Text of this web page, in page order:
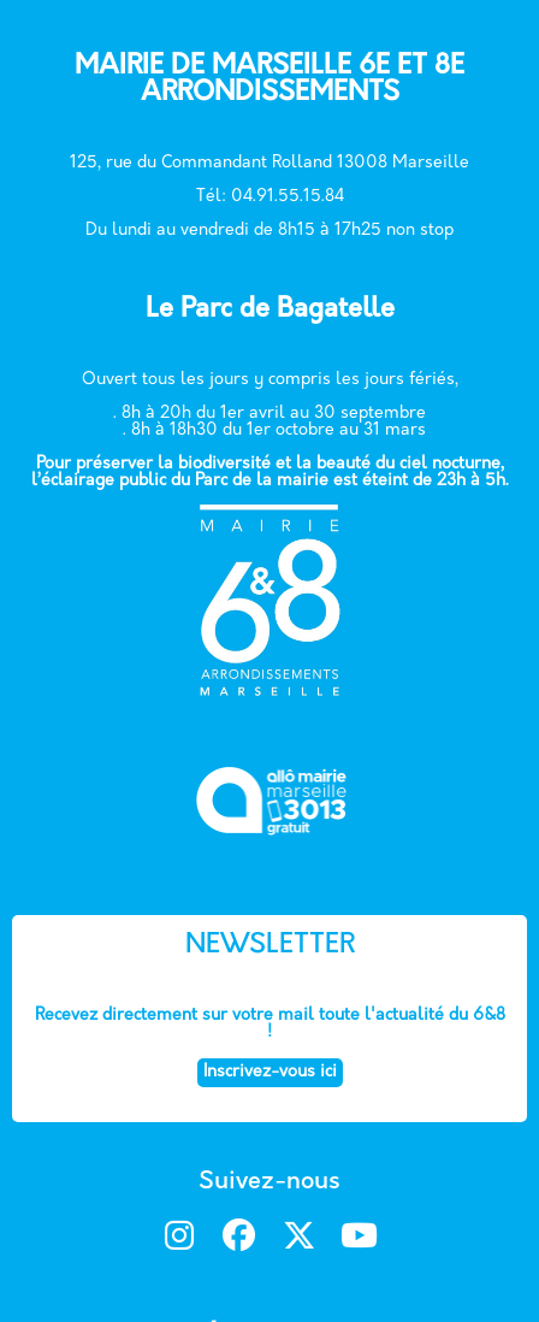
MAIRIE DE MARSEILLE 6E ET 8E
ARRONDISSEMENTS
125, rue du Commandant Rolland 13008 Marseille
T él: 04.91.55.15.84
Du lundi au vendredi de 8h15 à 17h25 non stop
Le Parc de Bagatelle
Ouvert tous les jours y compris les jours fériés,
. 8h à 20h du 1er avril au 30 septembre
. 8h à 18h30 du 1er octobre au 31 mars
Pour préserver la biodiversité et la beauté du ciel nocturne,
l’éclairage public du Parc de la mairie est éteint de 23h à 5h.
NEWSLETTER
Recevez directement sur votre mail toute l'actualité du 6&8
!
Inscrivez-vous ici
Suivez-nous